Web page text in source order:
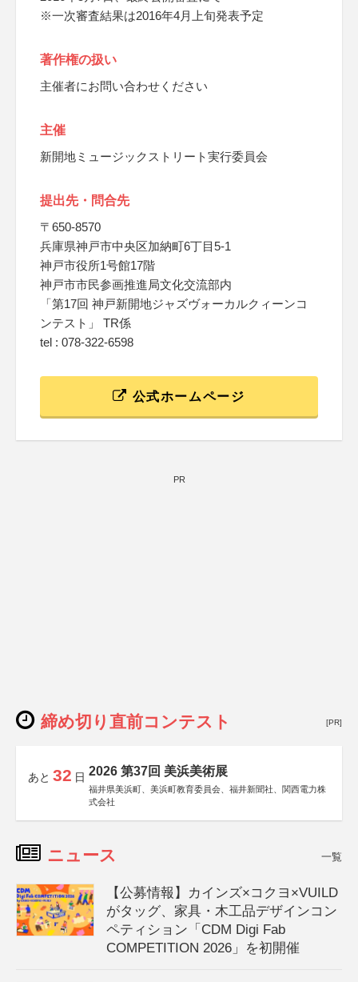
※一次審査結果は2016年4月上旬発表予定
著作権の扱い
主催者にお問い合わせください
主催
新開地ミュージックストリート実行委員会
提出先・問合先
〒650-8570
兵庫県神戸市中央区加納町6丁目5-1
神戸市役所1号館17階
神戸市市民参画推進局文化交流部内
「第17回 神戸新開地ジャズヴォーカルクィーンコ
ンテスト」 TR係
tel : 078-322-6598
公式ホームページ
PR
締め切り直前コンテスト [PR]
あと 32 日 2026 第37回 美浜美術展
福井県美浜町、美浜町教育委員会、福井新聞社、関西電力株
式会社
ニュース 一覧
【公募情報】カインズ×コクヨ×VUILD
がタッグ、家具・木工品デザインコン
ペティション「CDM Digi Fab
COMPETITION 2026」を初開催